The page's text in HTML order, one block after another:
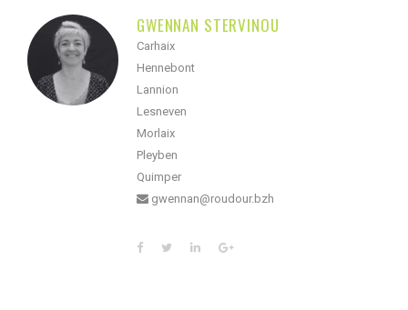
GWENNAN STERVINOU
Carhaix
Hennebont
Lannion
Lesneven
Morlaix
Pleyben
Quimper
gwennan@roudour.bzh